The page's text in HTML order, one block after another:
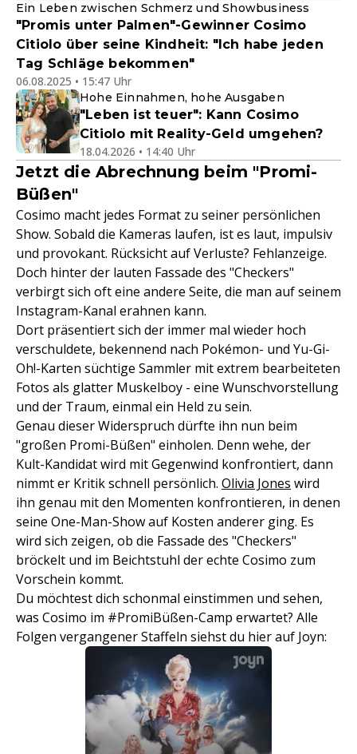
Ein Leben zwischen Schmerz und Showbusiness
"Promis unter Palmen"-Gewinner Cosimo
Citiolo über seine Kindheit: "Ich habe jeden
Tag Schläge bekommen"
06.08.2025 • 15:47 Uhr
Hohe Einnahmen, hohe Ausgaben
"Leben ist teuer": Kann Cosimo
Citiolo mit Reality-Geld umgehen?
18.04.2026 • 14:40 Uhr
Jetzt die Abrechnung beim "Promi-
Büßen"
Cosimo macht jedes Format zu seiner persönlichen
Show. Sobald die Kameras laufen, ist es laut, impulsiv
und provokant. Rücksicht auf Verluste? Fehlanzeige.
Doch hinter der lauten Fassade des "Checkers"
verbirgt sich oft eine andere Seite, die man auf seinem
Instagram-Kanal erahnen kann.
Dort präsentiert sich der immer mal wieder hoch
verschuldete, bekennend nach Pokémon- und Yu-Gi-
Oh!-Karten süchtige Sammler mit extrem bearbeiteten
Fotos als glatter Muskelboy - eine Wunschvorstellung
und der Traum, einmal ein Held zu sein.
Genau dieser Widerspruch dürfte ihn nun beim
"großen Promi-Büßen" einholen. Denn wehe, der
Kult-Kandidat wird mit Gegenwind konfrontiert, dann
nimmt er Kritik schnell persönlich. Olivia Jones wird
ihn genau mit den Momenten konfrontieren, in denen
seine One-Man-Show auf Kosten anderer ging. Es
wird sich zeigen, ob die Fassade des "Checkers"
bröckelt und im Beichtstuhl der echte Cosimo zum
Vorschein kommt.
Du möchtest dich schonmal einstimmen und sehen,
was Cosimo im #PromiBüßen-Camp erwartet? Alle
Folgen vergangener Staffeln siehst du hier auf Joyn: